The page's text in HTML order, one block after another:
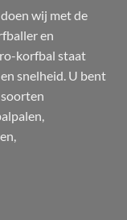
wij met de
en
korfbal staat
snelheid. U bent